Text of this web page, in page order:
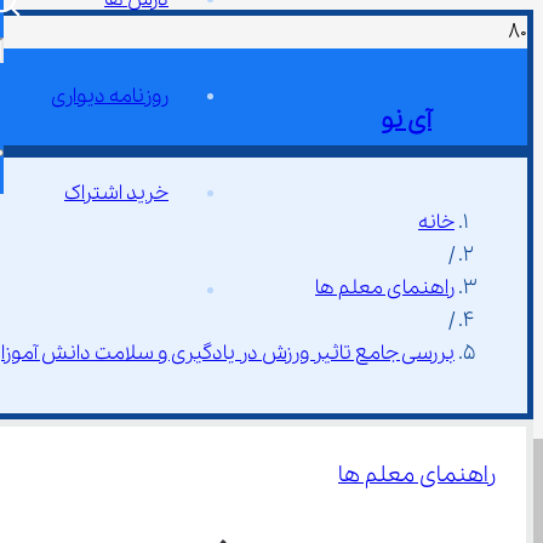
آی نو
روزنامه دیواری
خرید اشتراک
خانه
/
راهنمای معلم ها
/
بررسی جامع تاثیر ورزش در یادگیری و سلامت دانش
راهنمای معلم ها